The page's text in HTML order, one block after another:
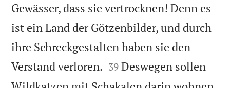
Gewässer, dass sie vertrocknen! Denn es
ist ein Land der Götzenbilder, und durch
ihre Schreckgestalten haben sie den
Verstand verloren. 

39 Deswegen sollen